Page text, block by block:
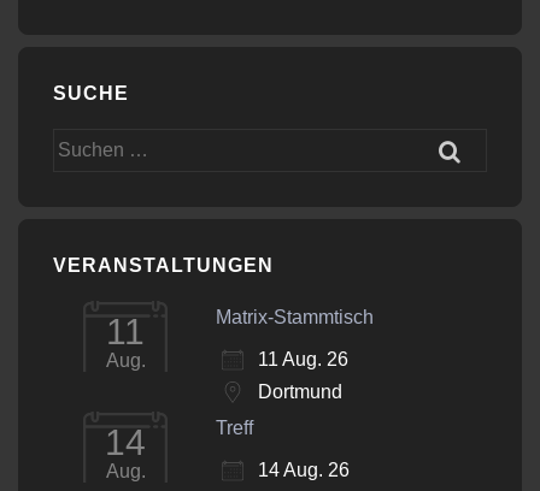
SUCHE
Suchen
VERANSTALTUNGEN
11
Aug.
Matrix-Stammtisch
11 Aug. 26
Dortmund
14
Aug.
Treff
14 Aug. 26